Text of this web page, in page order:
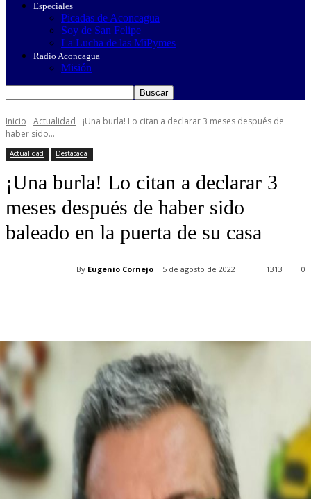
Especiales
Picadas de Aconcagua
Soy de San Felipe
La Lucha de las MiPymes
Radio Aconcagua
Misión
Inicio Actualidad
¡Una burla! Lo citan a declarar 3 meses después de
haber sido...
Actualidad Destacada
¡Una burla! Lo citan a declarar 3
meses después de haber sido
baleado en la puerta de su casa
By Eugenio Cornejo 5 de agosto de 2022 0
1313